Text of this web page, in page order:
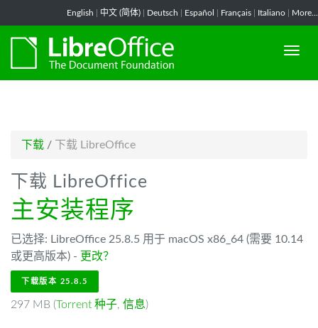
English 中文 (简体) Deutsch Español Français Italiano More...
下载 / 下载 LibreOffice
下载 LibreOffice
主安装程序
已选择: LibreOffice 25.8.5 用于 macOS x86_64 (需要 10.14
或更高版本) - 更改？
下载版本 25.8.5
297 MB (Torrent 种子, 信息)